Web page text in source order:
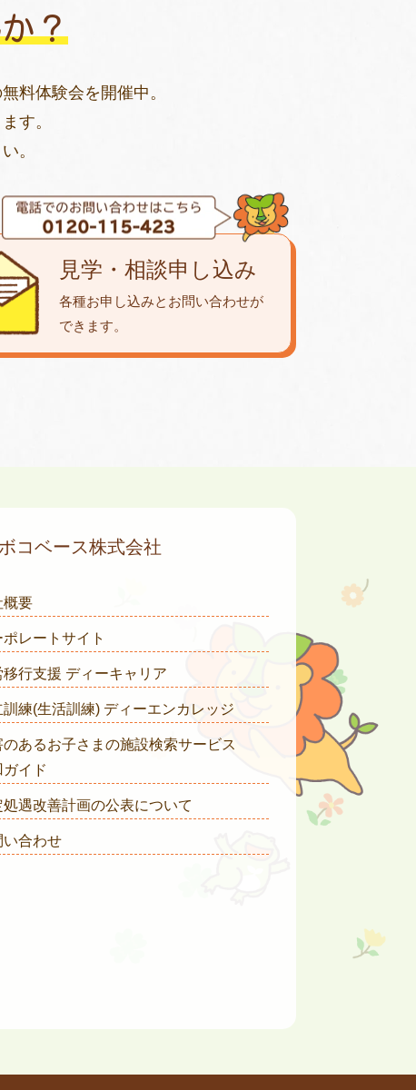
？
料体験会を開催中。
す。
。
見学・相談申し込み
各種お申し込みとお問い合わせが
できます。
コベース株式会社
概要
ポレートサイト
移行支援 ディーキャリア
訓練(生活訓練) ディーエンカレッジ
のあるお子さまの施設検索サービス
ガイド
処遇改善計画の公表について
い合わせ